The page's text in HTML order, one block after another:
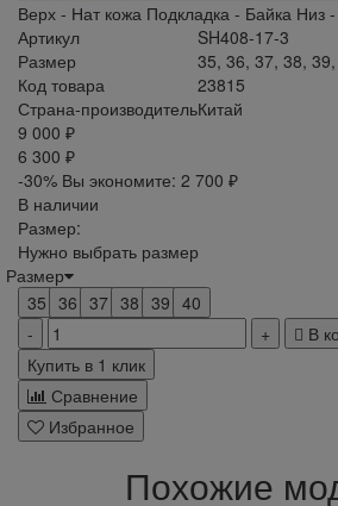
Верх - Нат кожа Подкладка - Байка Низ
Артикул
SH408-17-3
Размер
35, 36, 37, 38,
Код товара
23815
Страна-производительКитай
9 000 ₽
6 300 ₽
-30% Вы экономите: 2 700 ₽
В наличии
Размер:
Нужно выбрать размер
Размер
35 36 37 38 39 40
В
Купить в 1 клик
Сравнение
Избранное
Похожие